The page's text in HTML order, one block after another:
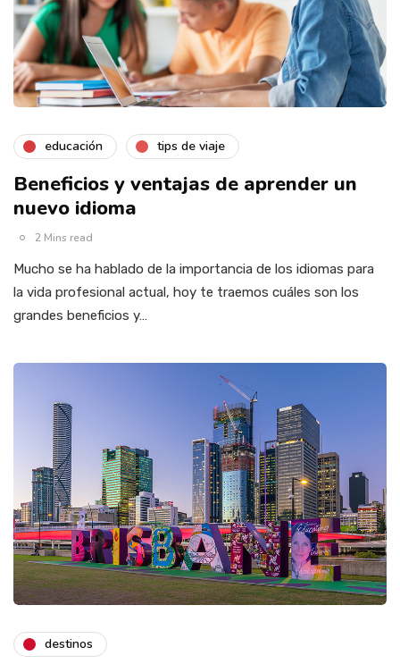
educación tips de viaje
Beneficios y ventajas de aprender un
nuevo idioma
2 Mins read
Mucho se ha hablado de la importancia de los idiomas para
la vida profesional actual, hoy te traemos cuáles son los
grandes beneficios y…
destinos